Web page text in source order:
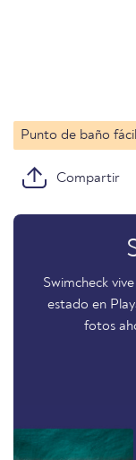
Punto de baño fácil
Compartir
Swimcheck
estado en
fotos